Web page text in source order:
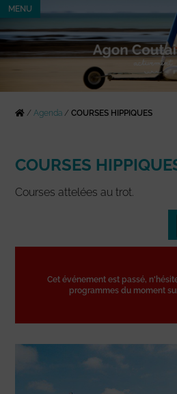
MENU
/Agenda /COURSES HIPPIQUES
COURSES
Courses attelées au trot.
Cet événement est passé,
programmes du moment